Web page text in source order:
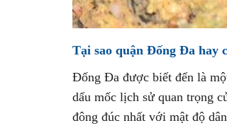
Tại sao quận Đống Đa hay
Đống Đa được biết đến là
dấu mốc lịch sử quan trọng
đông đúc nhất với mật độ